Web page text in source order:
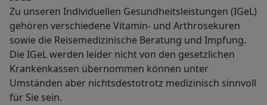
Zu unseren Individuellen Gesundheitsleistungen (IGeL)
gehören verschiedene Vitamin- und Arthrosekuren
sowie die Reisemedizinische Beratung und Impfung.
Die IGeL werden leider nicht von den gesetzlichen
Krankenkassen übernommen können unter
Umständen aber nichtsdestotrotz medizinisch sinnvoll
für Sie sein.